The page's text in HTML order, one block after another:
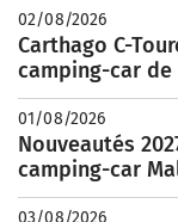
02/08/2026
Carthago C-
camping-car
01/08/2026
Nouveautés
camping-car